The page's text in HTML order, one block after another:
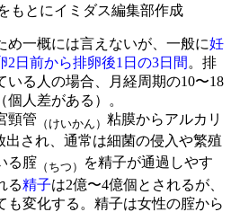
もとにイミダス編集部作成
一概には言えないが、一般に妊
日前から排卵後1日の3日間 。排
いる人の場合、月経周期の10〜18
人差がある）。
頸管 （けいかん） 粘膜からアルカリ
出され、通常は細菌の侵入や繁殖
る腟 （ちつ）
を精子が通過しやす
る精子は2億〜4億個とされるが、
も変化する。精子は女性の腟から